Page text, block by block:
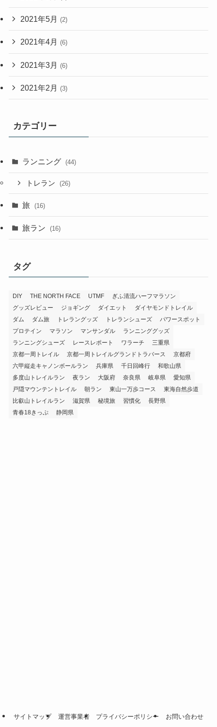
2021年5月 (2)
2021年4月 (6)
2021年3月 (6)
2021年2月 (3)
カテゴリー
ランニング (44)
トレラン (26)
旅 (16)
旅ラン (16)
タグ
DIY THE NORTH FACE UTMF
ぎふ清流ハーフマラソン
グッズレビュー
ジョギング ダイエット
ダイヤモンドトレイル
ダム
ダム旅 トレラングッズ トレランシューズ
パワースポット
プロテイン
マラソン マンサンダル
ランニンググッズ
ランニングシューズ
レースレポート ワラーチ
三重県
京都一周トレイル
京都一周トレイルグランドトラバース
京都府
六甲縦走キャノンボールラン
兵庫県 千日回峰行
和歌山県
多度山トレイルラン
夜ラン 大阪府 奈良県 岐阜県
愛知県
戸隠マウンテントレイル
朝ラン 東山一万歩コース
東海自然歩道
比叡山トレイルラン
滋賀県 秘境旅 習慣化
長野県
青春18きっぷ
静岡県
サイトマップ 運営事業者 プライバシーポリシー お問い合わせ